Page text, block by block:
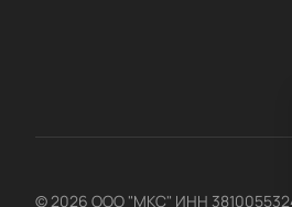
© 2026 ООО "МКС" ИНН